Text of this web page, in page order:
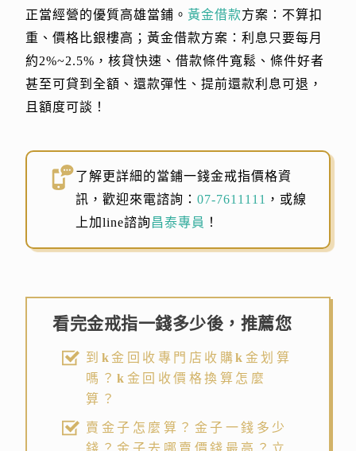
正當經營的優質高雄當鋪。 黃金借款方案：不算扣
重、價格比銀樓高；黃金借款方案：利息只要每月
約2%~2.5%，核貸快速、借款條件寬鬆、條件好者
甚至可貸到全額、還款彈性、提前還款利息可退，
且額度可談！
了解更詳細的當鋪一錢金戒指價格資
訊，歡迎來電諮詢：07-7611111 ，或線
上加line諮詢昌泰專員 ！
看完金戒指一錢多少後，推薦您
到k金回收專門店收購k金划算
嗎？k金回收價格換算怎麼
算？
賣金子怎麼算？金子一錢多少